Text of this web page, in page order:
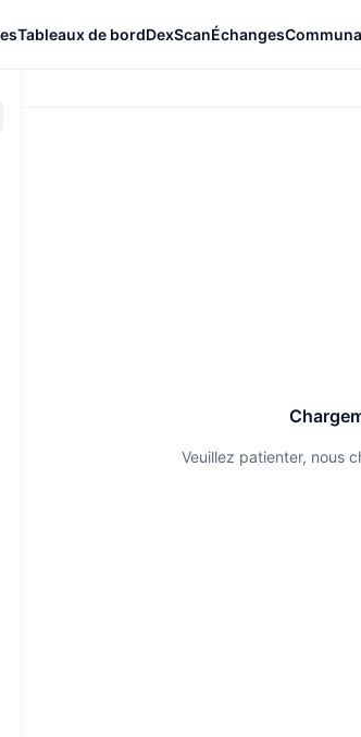
Tableaux de bordDexScanÉchanges
Veuillez patienter, nous